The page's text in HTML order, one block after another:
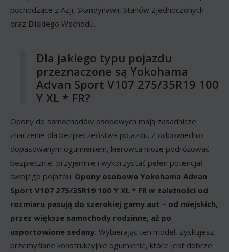
pochodzące z Azji, Skandynawii, Stanów Zjednoczonych
oraz Bliskiego Wschodu.
Dla jakiego typu pojazdu
przeznaczone są Yokohama
Advan Sport V107 275/35R19 100
Y XL * FR?
Opony do samochodów osobowych mają zasadnicze
znaczenie dla bezpieczeństwa pojazdu. Z odpowiednio
dopasowanym ogumieniem, kierowca może podróżować
bezpiecznie, przyjemnie i wykorzystać pełen potencjał
swojego pojazdu. Opony osobowe Yokohama Advan
Sport V107 275/35R19 100 Y XL * FR w zależności od
rozmiaru pasują do szerokiej gamy aut – od miejskich,
przez większe samochody rodzinne, aż po
usportowione sedany. Wybierając ten model, zyskujesz
przemyślane konstrukcyjnie ogumienie, które jest dobrze